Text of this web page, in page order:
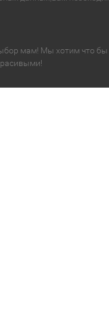
мам! Мы хотим что бы